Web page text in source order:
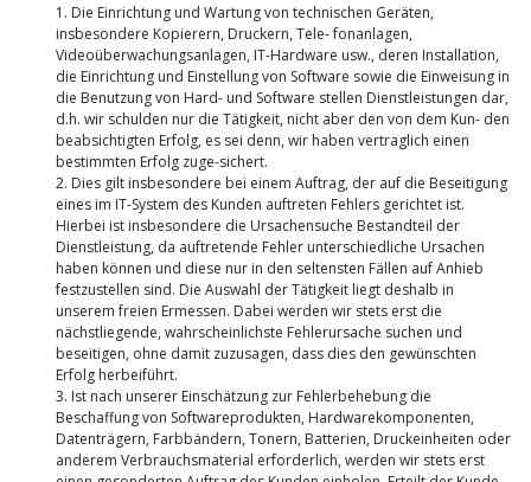
1. Die Einrichtung und Wartung von technischen Geräten,
insbesondere Kopierern, Druckern, Tele- fonanlagen,
Videoüberwachungsanlagen, IT-Hardware usw., deren Installation,
die Einrichtung und Einstellung von Software sowie die Einweisung in
die Benutzung von Hard- und Software stellen Dienstleistungen dar,
d.h. wir schulden nur die Tätigkeit, nicht aber den von dem Kun- den
beabsichtigten Erfolg, es sei denn, wir haben vertraglich einen
bestimmten Erfolg zuge-sichert.
2. Dies gilt insbesondere bei einem Auftrag, der auf die Beseitigung
eines im IT-System des Kunden auftreten Fehlers gerichtet ist.
Hierbei ist insbesondere die Ursachensuche Bestandteil der
Dienstleistung, da auftretende Fehler unterschiedliche Ursachen
haben können und diese nur in den seltensten Fällen auf Anhieb
festzustellen sind. Die Auswahl der Tätigkeit liegt deshalb in
unserem freien Ermessen. Dabei werden wir stets erst die
nächstliegende, wahrscheinlichste Fehlerursache suchen und
beseitigen, ohne damit zuzusagen, dass dies den gewünschten
Erfolg herbeiführt.
3. Ist nach unserer Einschätzung zur Fehlerbehebung die
Beschaffung von Softwareprodukten, Hardwarekomponenten,
Datenträgern, Farbbändern, Tonern, Batterien, Druckeinheiten oder
anderem Verbrauchsmaterial erforderlich, werden wir stets erst